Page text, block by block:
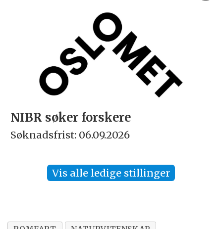
NIBR søker forskere
Søknadsfrist: 06.09.2026
Vis alle ledige stillinger